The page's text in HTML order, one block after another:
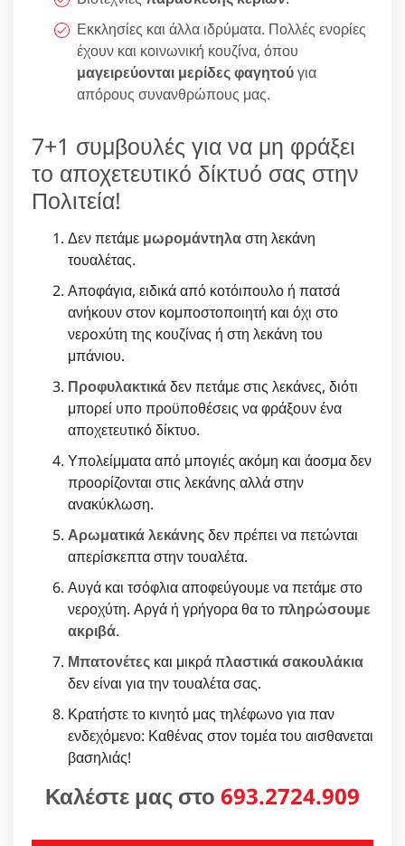
Εκκλησίες και άλλα ιδρύματα. Πολλές ενορίες
έχουν και κοινωνική κουζίνα, όπου
μαγειρεύονται μερίδες φαγητούγια
απόρους συνανθρώπους μας.
7+1 συμβουλές για να μη φράξει
το αποχετευτικό δίκτυό σας στην
Πολιτεία!
Δεν πετάμε μωρομάντηλαστη λεκάνη
τουαλέτας.
Αποφάγια, ειδικά από κοτόιπουλο ή πατσά
ανήκουν στον κομποστοποιητή και όχι στο
νερoxύτη της κουζίνας ή στη λεκάνη του
μπάνιου.
Προφυλακτικάδεν πετάμε στις λεκάνες, διότι
μπορεί υπο προϋποθέσεις να φράξουν ένα
αποχετευτικό δίκτυο.
Υπολείμματα από μπογιές ακόμη και άοσμα δεν
προορίζονται στις λεκάνης αλλά στην
ανακύκλωση.
Αρωματικά λεκάνηςδεν πρέπει να πετώνται
απερίσκεπτα στην τουαλέτα.
Αυγά και τσόφλια αποφεύγουμε να πετάμε στο
νεροχύτη. Αργά ή γρήγορα θα τοπληρώσουμε
ακριβά.
Μπατονέτες και μικρά πλαστικά σακουλάκια
δεν είναι για την τουαλέτα σας.
Κρατήστε το κινητό μας τηλέφωνο για παν
ενδεχόμενο: Καθένας στον τομέα του αισθανεται
βασηλιάς!
Καλέστε μας στο 693.2724.909